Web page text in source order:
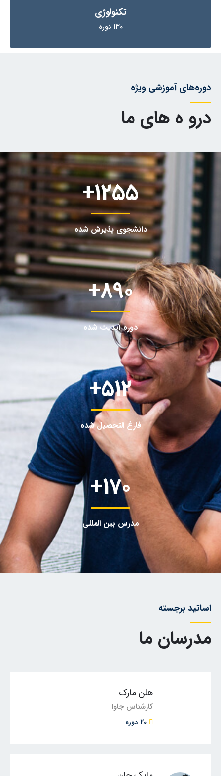
تکنولوژی
130 دوره
درو ه های ما
دوره‌های آموزشی ویژه
دانشجوی پذیرش شده
1255
+
دوره آپدیت شده
890
+
فارغ التحصیل شده
512
+
مدرس بین المللی
170
+
مدرسان ما
اساتید برجسته
هلن مارک
کارشناس جاوا
20 دوره